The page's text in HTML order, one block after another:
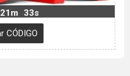
21m 32s